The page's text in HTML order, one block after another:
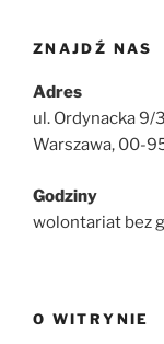
ZNAJDŹ NAS
Adres
ul. Ordynacka 9/
Warszawa, 00-
Godziny
wolontariat bez
O WITRYNIE